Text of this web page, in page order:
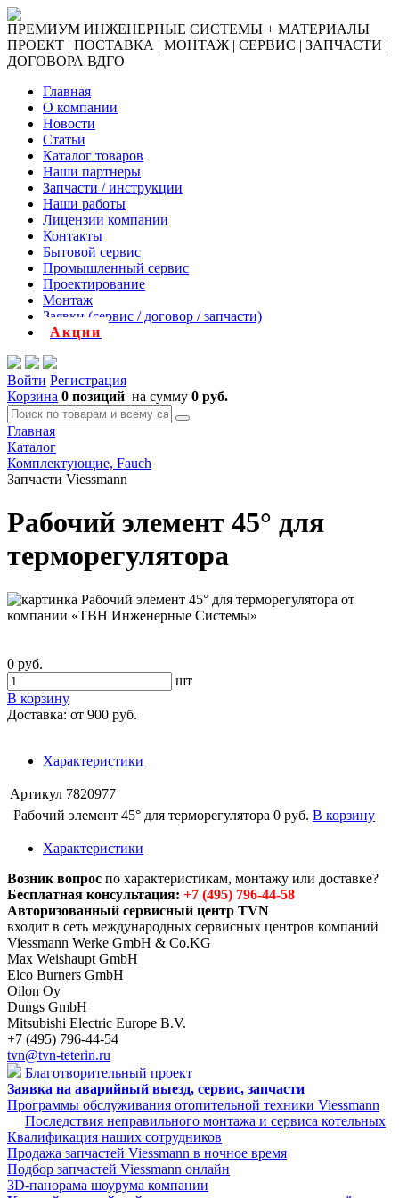
ПРЕМИУМ ИНЖЕНЕРНЫЕ СИСТЕМЫ + МАТЕРИАЛЫ
ПРОЕКТ | ПОСТАВКА | МОНТАЖ | СЕРВИС | ЗАПЧАСТИ |
ДОГОВОРА ВДГО
Главная
О компании
Новости
Статьи
Каталог товаров
Наши партнеры
Запчасти / инструкции
Наши работы
Лицензии компании
Контакты
Бытовой сервис
Промышленный сервис
Проектирование
Монтаж
Заявки (сервис / договор / запчасти)
Акции
Войти Регистрация
Корзина 0 позиций на сумму 0 руб.
Главная
Каталог
Комплектующие, Fauch
Запчасти Viessmann
Рабочий элемент 45° для
терморегулятора
0 руб.
шт
В корзину
Доставка: от 900 руб.
Характеристики
Артикул 7820977
Рабочий элемент 45° для терморегулятора 0 руб. В корзину
Характеристики
Возник вопрос по характеристикам, монтажу или доставке?
Бесплатная консультация: +7 (495) 796-44-58
Авторизованный сервисный центр TVN
входит в сеть международных сервисных центров компаний
Viessmann Werke GmbH & Co.KG
Max Weishaupt GmbH
Elco Burners GmbH
Oilon Oy
Dungs GmbH
Mitsubishi Electric Europe B.V.
+7 (495) 796-44-54
tvn@tvn-teterin.ru
Благотворительный проект
Заявка на аварийный выезд, сервис, запчасти
Программы обслуживания отопительной техники Viessmann
Последствия неправильного монтажа и сервиса котельных
Квалификация наших сотрудников
Продажа запчастей Viessmann в ночное время
Подбор запчастей Viessmann онлайн
3D-панорама шоурума компании